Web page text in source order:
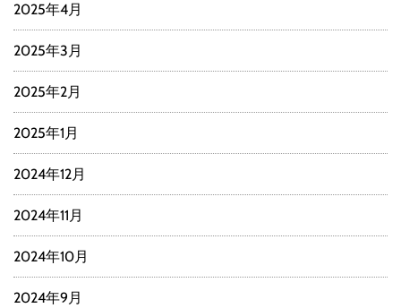
2025年4月
2025年3月
2025年2月
2025年1月
2024年12月
2024年11月
2024年10月
2024年9月